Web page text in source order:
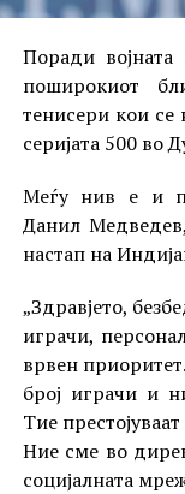
Поради
поширокиот
тенисери кои
серијата 500 во
Меѓу нив е и
Данил
настап на
„Здравјето,
играчи,
врвен
број играчи и
Тие
Ние сме во
социјалната